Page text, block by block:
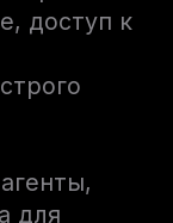
доступ к
для